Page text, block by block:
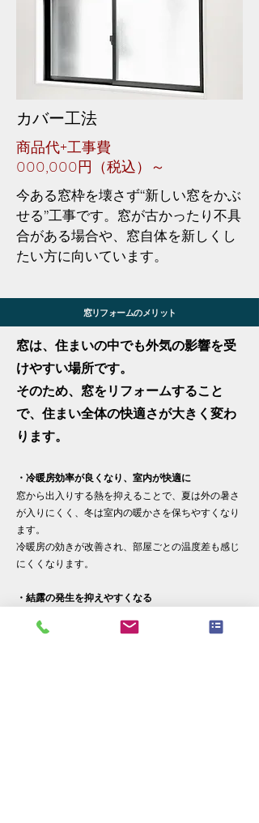
カバー工法
商品代+工事費
000,000円（税込）～
今ある窓枠を壊さず“新しい窓をかぶ
せる”工事です。窓が古かったり不具
合がある場合や、窓自体を新しくし
たい方に向いています。
窓リフォームのメリット
窓は、住まいの中でも外気の影響を受
けやすい場所です。
そのため、窓をリフォームすること
で、住まい全体の快適さが大きく変わ
ります。
・冷暖房効率が良くなり、室内が快適に
窓から出入りする熱を抑えることで、夏は外の暑さ
が入りにくく、冬は室内の暖かさを保ちやすくなり
ます。
冷暖房の効きが改善され、部屋ごとの温度差も感じ
にくくなります。
・結露の発生を抑えやすくなる
結露の発生を軽減できます。